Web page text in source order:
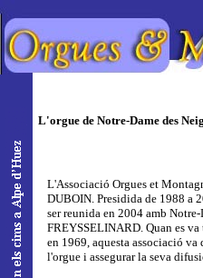
L'orgue de Notre-Dame des
L'Associació Orgues et
DUBOIN. Presidida de 1988 a
ser reunida en 2004 amb
FREYSSELINARD. Quan es
en 1969, aquesta associació
l'orgue i assegurar la seva